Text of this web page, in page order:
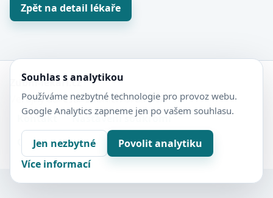
Zpět na detail lékaře
Zubní-lékaři.cz
Veřejný adresář zubních ordinací.
Kontakt
Nastavení soukromí
Ochrana soukromí
Sitemap
Souhlas s analytikou
Používáme nezbytné technologie pro provoz webu.
Google Analytics zapneme jen po vašem souhlasu.
Jen nezbytné
Povolit analytiku
Více informací